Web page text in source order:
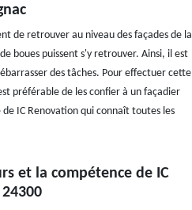
de retrouver au niveau des façades de la
boues puissent s'y retrouver. Ainsi, il est
des tâches. Pour effectuer cette
préférable de les confier à un façadier
IC Renovation qui connaît toutes les
et la compétence de IC